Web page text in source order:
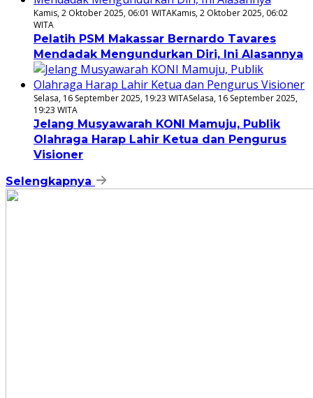
Kamis, 2 Oktober 2025, 06:01 WITAKamis, 2 Oktober 2025, 06:02
WITA
Pelatih PSM Makassar Bernardo Tavares
Mendadak Mengundurkan Diri, Ini Alasannya
Selasa, 16 September 2025, 19:23 WITASelasa, 16 September 2025,
19:23 WITA
Jelang Musyawarah KONI Mamuju, Publik
Olahraga Harap Lahir Ketua dan Pengurus
Visioner
Selengkapnya